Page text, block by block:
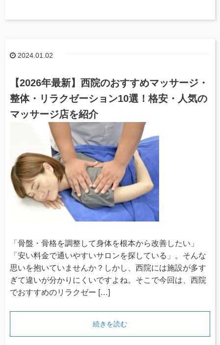
2024.01.02
【2026年最新】西院のおすすめマッサージ・
整体・リラクゼーション10選！格安・人気の
マッサージ店を紹介
「骨盤・骨格を調整して身体を根本から改善したい」
「安い料金で通いやすいサロンを探している」。そんな
思いを抱いていませんか？しかし、西院には施設が多す
ぎて違いが分かりにくいですよね。そこで今回は、西院
でおすすめのリラクゼー […]
続きを読む